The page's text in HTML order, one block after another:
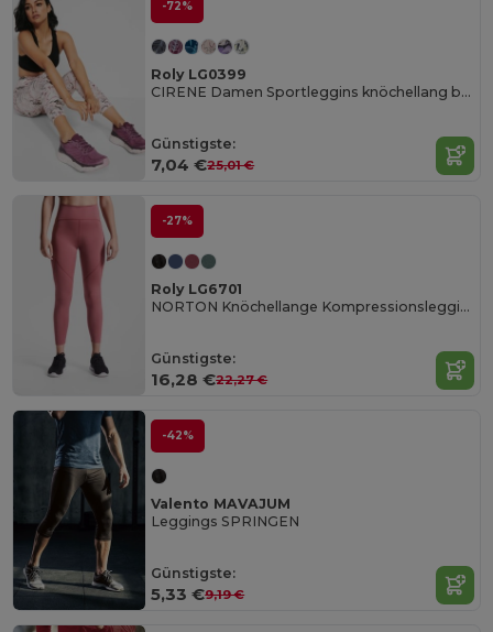
-72%
Roly LG0399
CIRENE Damen Sportleggins knöchellang bedruckt
Günstigste:
7,04 €25,01 €
-27%
Roly LG6701
NORTON Knöchellange Kompressionsleggings aus recyceltem Polyester
Günstigste:
16,28 €22,27 €
-42%
Valento MAVAJUM
Leggings SPRINGEN
Günstigste:
5,33 €9,19 €